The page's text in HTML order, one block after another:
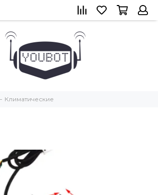
Климатические